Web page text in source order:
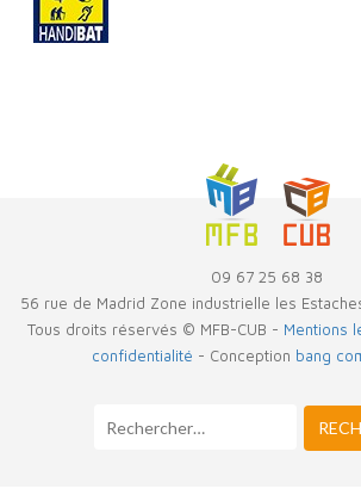
09 67 25 68 38
56 rue de Madrid Zone industrielle les
Tous droits réservés © MFB-CUB - Mentions
confidentialité - Conception bang